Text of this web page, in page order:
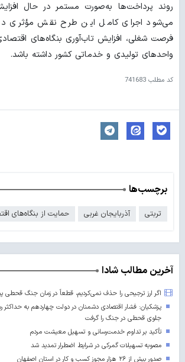
روند پرداخت‌ها به‌صورت مستمر در حال
می‌شود اجرای کامل این طرح نقش مؤثری
فرصت شغلی، افزایش تاب‌آوری بنگاه‌های
واحدهای تولیدی و خدماتی کشور داشته باشد.
کد مطلب 741683
برچسب‌ها
تربتی آذربایجان غربی حمایت از بنگاه‌های
آخرین مطالب شادا
اگر ارز ترجیحی را حذف نمی‌کردیم، قطعاً در زمان جنگ
پزشکیان: فشار اقتصادی دشمنان در دولت چهاردهم به
جلوی قحطی در جنگ را گرفت
تأکید بر تداوم خدمت‌رسانی و تسهیل معیشت مردم
مصوبه تسهیلات گمرکی در شرایط اضطرار تمدید شد
صدور بیش از ۲۶ هزار مجوز کسب‌ و کار در استان اصفهان